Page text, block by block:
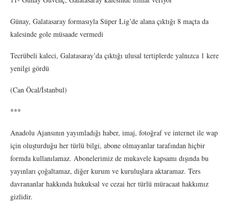
Günay, Galatasaray formasıyla Süper Lig’de alana çıktığı 8 maçta da
kalesinde gole müsaade vermedi
Tecrübeli kaleci, Galatasaray’da çıktığı ulusal tertiplerde yalnızca 1 kere
yenilgi gördü
(Can Öcal/İstanbul)
***
Anadolu Ajansının yayımladığı haber, imaj, fotoğraf ve internet ile wap
için oluşturduğu her türlü bilgi, abone olmayanlar tarafından hiçbir
formda kullanılamaz. Abonelerimiz de mukavele kapsamı dışında bu
yayınları çoğaltamaz, diğer kurum ve kuruluşlara aktaramaz. Ters
davrananlar hakkında hukuksal ve cezai her türlü müracaat hakkımız
gizlidir.